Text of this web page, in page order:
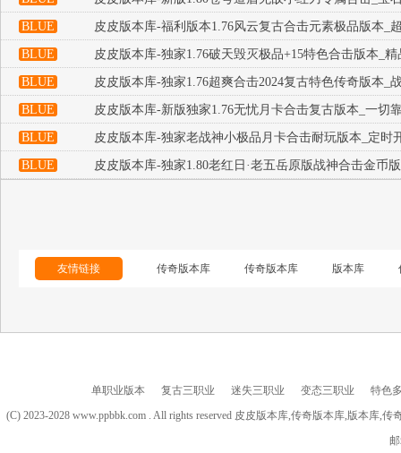
BLUE 皮皮版本库-福利版本1.76风云复古合击元素极品版本_
BLUE 皮皮版本库-独家1.76破天毁灭极品+15特色合击版本_
BLUE 皮皮版本库-独家1.76超爽合击2024复古特色传奇版本_
BLUE 皮皮版本库-新版独家1.76无忧月卡合击复古版本_一切
BLUE 皮皮版本库-独家老战神小极品月卡合击耐玩版本_定时
BLUE 皮皮版本库-独家1.80老红日·老五岳原版战神合击金币
友情链接 传奇版本库 传奇版本库 版本库
单职业版本 复古三职业 迷失三职业 变态三职业
特色
(C) 2023-2028 www.ppbbk.com . All rights reserved 皮皮版本库,传奇版本库,版本